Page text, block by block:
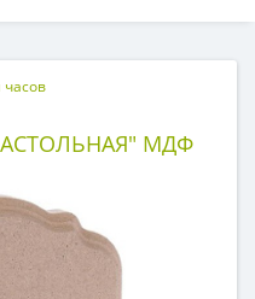
часов
МДФ